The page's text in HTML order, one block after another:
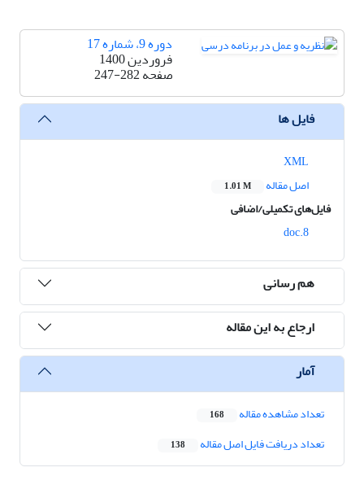
دوره 9، شماره 17
فروردین 1400
صفحه247-282
فایل ها
اصل مقاله
1.01 M
فایل‌های تکمیلی/اضافی
8.doc
هم رسانی
ارجاع به این مقاله
آمار
تعداد مشاهده مقاله 168
تعداد دریافت فایل اصل مقاله 138